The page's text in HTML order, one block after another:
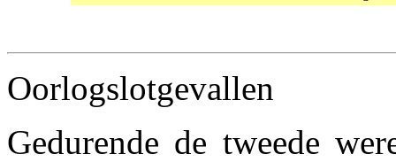
Oorlogslotgevallen
Gedurende de tweede